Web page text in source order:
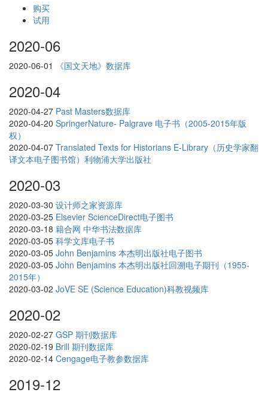
购买
试用
2020-06
2020-06-01 《国文天地》数据库
2020-04
2020-04-27 Past Masters数据库
2020-04-20 SpringerNature- Palgrave 电子书（2005-2015年版
权）
2020-04-07 Translated Texts for Historians E-Library（历史学家翻
译文本电子图书馆）利物浦大学出版社
2020-03
2020-03-30 设计师之家资源库
2020-03-25 Elsevier ScienceDirect电子图书
2020-03-18 籍合网 中华书法数据库
2020-03-05 科学文库电子书
2020-03-05 John Benjamins 本杰明出版社电子图书
2020-03-05 John Benjamins 本杰明出版社回溯电子期刊（1955-
2015年）
2020-03-02 JoVE SE (Science Education)科教视频库
2020-02
2020-02-27 GSP 期刊数据库
2020-02-19 Brill 期刊数据库
2020-02-14 Cengage电子教参数据库
2019-12